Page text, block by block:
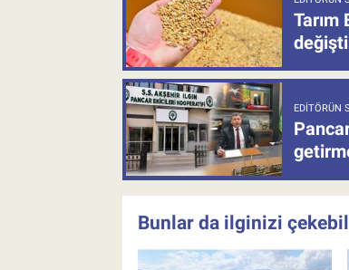
Tarım
EDITÖRÜN
Bunlar da ilginizi